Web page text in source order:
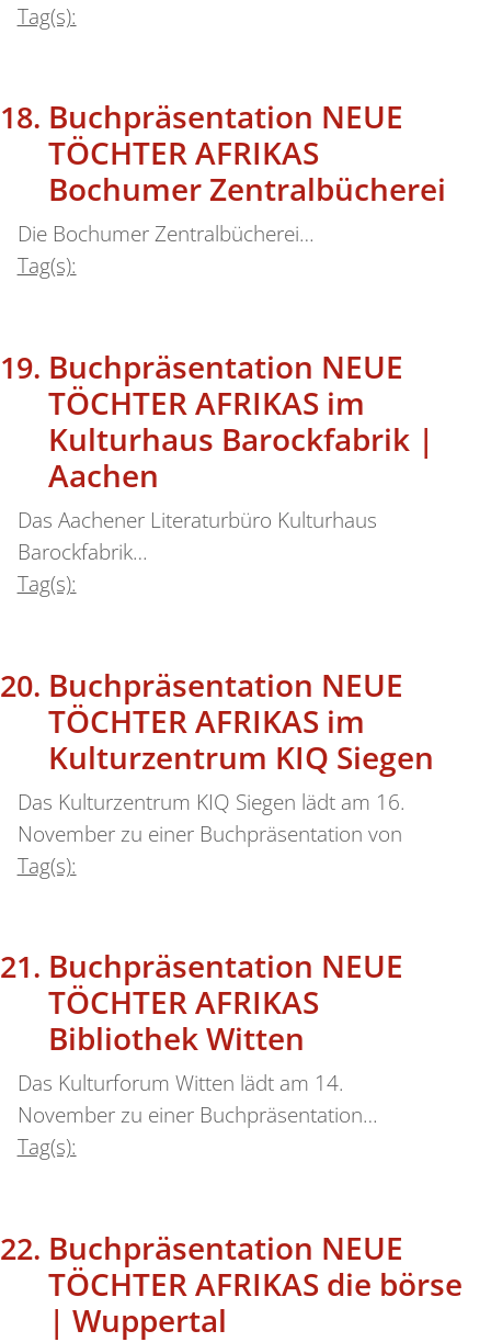
Tag(s):
Buchpräsentation NEUE
TÖCHTER AFRIKAS
Bochumer Zentralbücherei
Die Bochumer Zentralbücherei…
Tag(s):
Buchpräsentation NEUE
TÖCHTER AFRIKAS im
Kulturhaus Barockfabrik |
Aachen
Das Aachener Literaturbüro Kulturhaus
Barockfabrik…
Tag(s):
Buchpräsentation NEUE
TÖCHTER AFRIKAS im
Kulturzentrum KIQ Siegen
Das Kulturzentrum KIQ Siegen lädt am 16.
November zu einer Buchpräsentation von
Tag(s):
Buchpräsentation NEUE
TÖCHTER AFRIKAS
Bibliothek Witten
Das Kulturforum Witten lädt am 14.
November zu einer Buchpräsentation…
Tag(s):
Buchpräsentation NEUE
TÖCHTER AFRIKAS die börse
| Wuppertal